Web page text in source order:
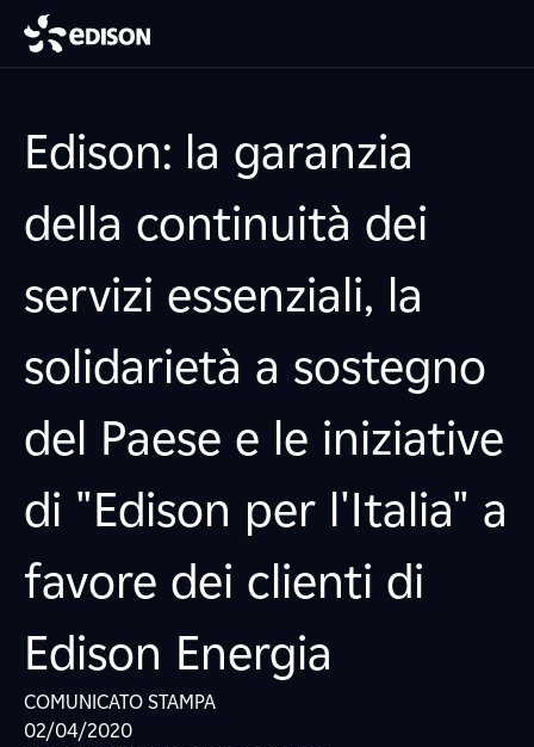
Edison: la garanzia
della continuità dei
servizi essenziali, la
solidarietà a sostegno
del Paese e le iniziative
di "Edison per l'Italia" a
favore dei clienti di
Edison Energia
COMUNICATO STAMPA
02/04/2020